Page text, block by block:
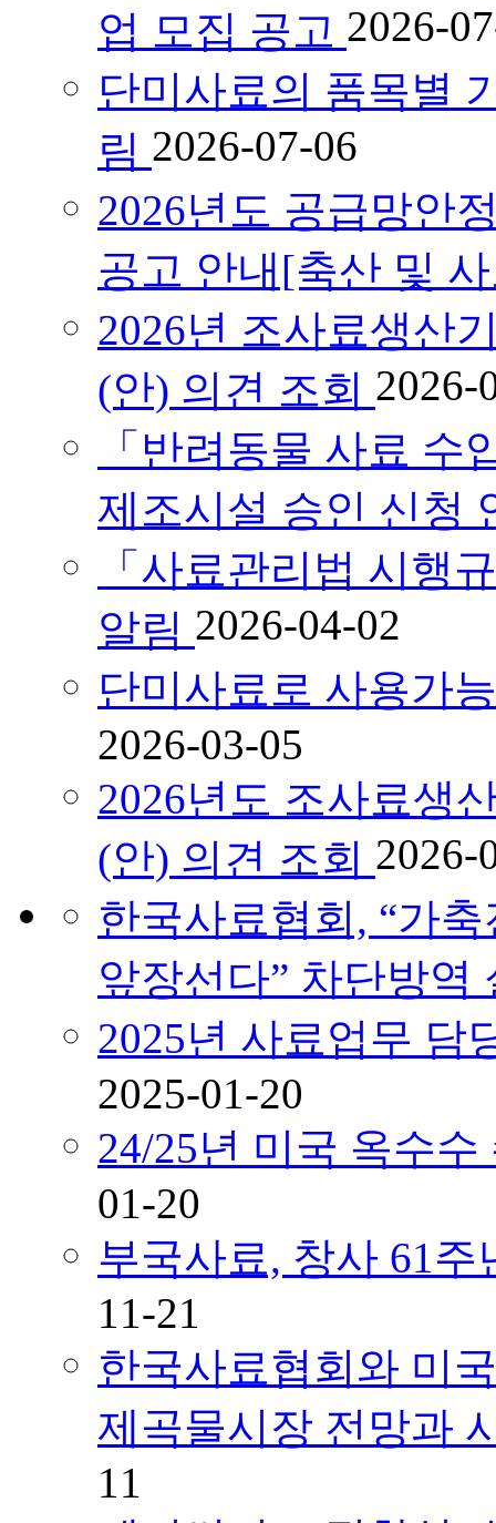
업 모집 공고 2026-
단미사료의 품목별
림 2026-07-06
2026년도 공급망안
공고 안내[축산 및
2026년 조사료생산
(안) 의견 조회 2026-
「반려동물 사료
제조시설 승인 신청
「사료관리법 시행
알림 2026-04-02
단미사료로 사용가
2026-03-05
2026년도 조사료생
(안) 의견 조회 2026-
한국사료협회, “가
앞장선다” 차단방역
2025년 사료업무 담
2025-01-20
24/25년 미국 옥수
01-20
부국사료, 창사 61
11-21
한국사료협회와 미
제곡물시장 전망과
11